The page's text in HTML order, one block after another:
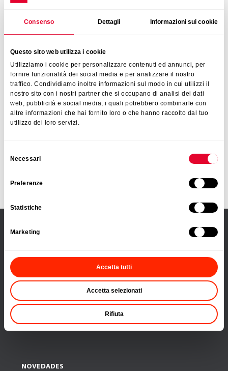
Consenso Dettagli Informazioni sui cookie
Questo sito web utilizza i cookie
Utilizziamo i cookie per personalizzare contenuti ed annunci, per
fornire funzionalità dei social media e per analizzare il nostro
traffico. Condividiamo inoltre informazioni sul modo in cui utilizzi il
nostro sito con i nostri partner che si occupano di analisi dei dati
web, pubblicità e social media, i quali potrebbero combinarle con
altre informazioni che hai fornito loro o che hanno raccolto dal tuo
utilizzo dei loro servizi.
Necessari
Preferenze
Statistiche
Marketing
Accetta tutti
Accetta selezionati
Rifiuta
Cazuelas y
sartenes
hondas
Tapaderas
Accesorios
Organización de la cocina
Organización del hogar
NOVEDADES